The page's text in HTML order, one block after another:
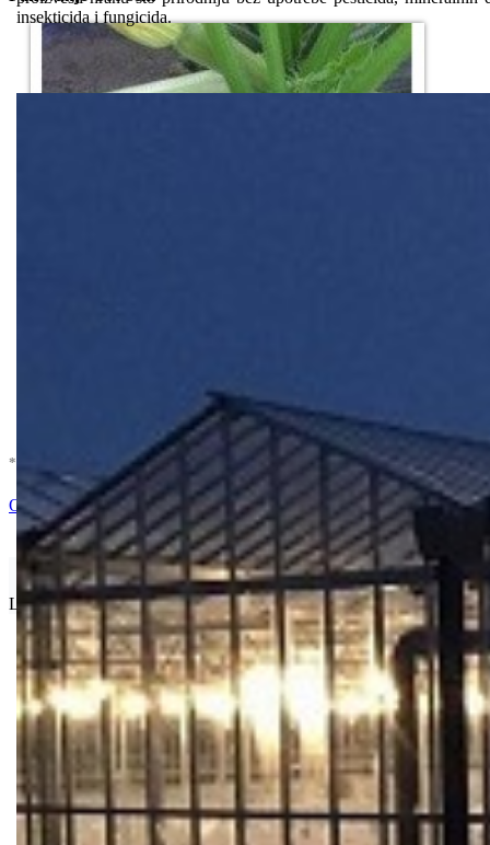
insekticida i fungicida.
* U cenu je uracunat PDV * Nema Na Stanju !
Ocenite i napišite preporuku
Isporuka Info
Limit za porudžbinu je500.00 dinaraza isporuku na teritoriji Srbije.
Bio priča
Biostimulacija
Dezinfekcija
Feromoni i klopke
Folije i agrotekstili
Oprema i instrumenti
Semena povrća